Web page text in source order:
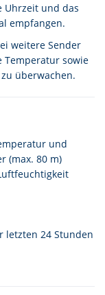
Uhrzeit und das
empfangen.
weitere Sender
Temperatur sowie
überwachen.
und
(max. 80 m)
letzten 24 Stunden